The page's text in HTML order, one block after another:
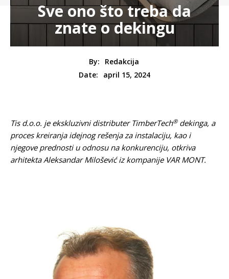
Sve ono što treba da
znate o dekingu
By:
Redakcija
Date:
april 15, 2024
Tis d.o.o. je ekskluzivni distributer TimberTech®dekinga, a
proces kreiranja idejnog rešenja za instalaciju, kao i
njegove prednosti u odnosu na konkurenciju, otkriva
arhitekta Aleksandar Milošević iz kompanije VAR MONT.